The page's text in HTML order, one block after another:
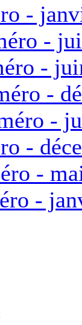
-
-
-
-
-
-
-
-